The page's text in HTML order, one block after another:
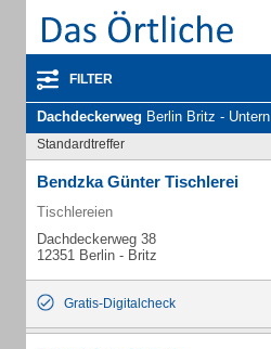
FILTER
Dachdeckerweg Berlin Britz - Unternehmen und Personen
Standardtreffer
Bendzka Günter Tischlerei
Tischlereien
Dachdeckerweg 38
12351 Berlin - Britz
Gratis-Digitalcheck